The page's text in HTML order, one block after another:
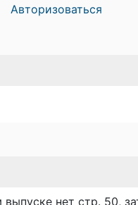
Авторизоваться
нет стр. 50,